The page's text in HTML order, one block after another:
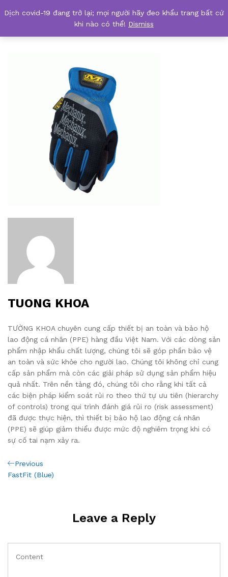
FASTFIT-Blue00
TUONG KHOA
TƯỜNG KHOA chuyên cung cấp thiết bị an toàn và bảo hộ
lao động cá nhân (PPE) hàng đầu Việt Nam. Với các dòng sản
phẩm nhập khẩu chất lượng, chúng tôi sẽ góp phần bảo vệ
an toàn và sức khỏe cho người lao. Chúng tôi không chỉ cung
cấp sản phẩm mà còn các giải pháp sử dụng sản phẩm hiệu
quả nhất. Trên nền tảng đó, chúng tôi cho rằng khi tất cả
các biện pháp kiểm soát rủi ro theo thứ tự ưu tiên (hierarchy
of controls) trong qui trình đánh giá rủi ro (risk assessment)
đã được thực hiện, thì thiết bị bảo hộ lao động cá nhân
(PPE) sẽ giúp giảm thiểu được mức độ nghiêm trọng khi có
sự cố tai nạm xảy ra.
Post
navigation
Previous
Post
Previous
FastFit (Blue)
Leave a Reply
Dịch covid-19 đang trở lại; mọi người hãy đeo khẩu trang bất cứ
khi nào có thể! Dismiss